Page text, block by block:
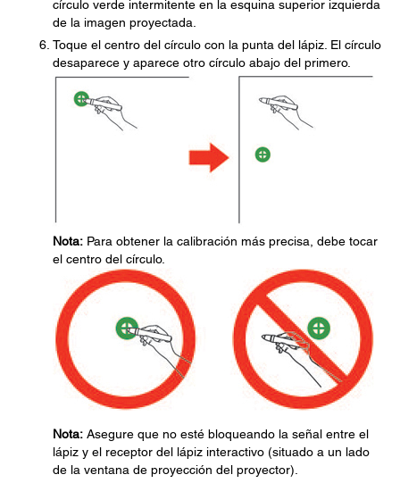
círculo verde intermitente en la esquina superior izquierda
de la imagen proyectada.
Toque el centro del círculo con la punta del lápiz. El círculo
desaparece y aparece otro círculo abajo del primero.
Nota: Para obtener la calibración más precisa, debe tocar
el centro del círculo.
Nota: Asegure que no esté bloqueando la señal entre el
lápiz y el receptor del lápiz interactivo (situado a un lado
de la ventana de proyección del proyector).